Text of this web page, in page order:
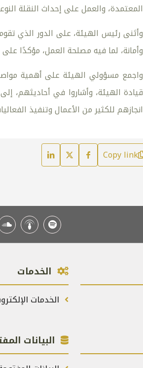
المعتمدة، والعمل على إحداث النقلة
وأثنى رئيس الهيئة، على الدور الذي
وأمانة، لما فيه مصلحة العمل، مؤكدًا
واجمع مسؤولي الهيئة على أهمية
قيادة الهيئة، وأشاروا في أحاديثهم،
انجازهم للكثير من الأعمال وتنفيذ
Copy link
الخدمات
الخدمات
البيانات